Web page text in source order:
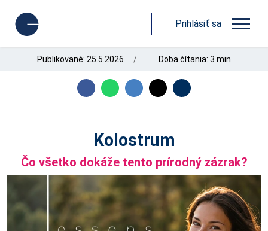
Prihlásiť sa
Publikované: 25.5.2026 Doba čítania: 3 min
Kolostrum
Čo všetko dokáže tento prírodný zázrak?